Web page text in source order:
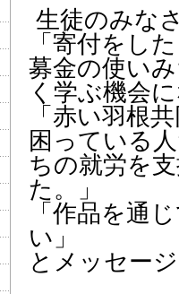
生徒のみな
「寄付をし
募金の使い
く学ぶ機会
「赤い羽根
困っている
ちの就労を
た。」
「作品を通
い」
とメッセー